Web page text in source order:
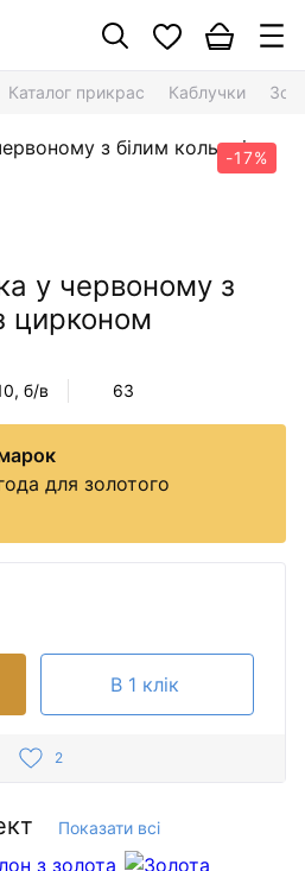
Каталог прикрас Каблучки
-17%
у червоному з
цирконом
, б/в 63
для золотого
В 1 клік
2
Показати всі